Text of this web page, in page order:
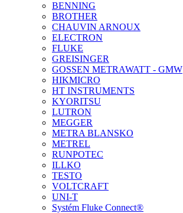
BENNING
BROTHER
CHAUVIN ARNOUX
ELECTRON
FLUKE
GREISINGER
GOSSEN METRAWATT - GMW
HIKMICRO
HT INSTRUMENTS
KYORITSU
LUTRON
MEGGER
METRA BLANSKO
METREL
RUNPOTEC
ILLKO
TESTO
VOLTCRAFT
UNI-T
Systém Fluke Connect®